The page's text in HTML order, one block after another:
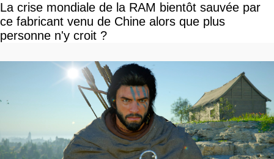
La crise mondiale de la RAM bientôt sauvée par
ce fabricant venu de Chine alors que plus
personne n'y croit ?